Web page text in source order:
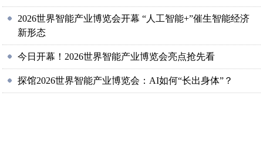
2026世界智能产业博览会开幕 “人工智能+”催生智能经济
新形态
今日开幕！2026世界智能产业博览会亮点抢先看
探馆2026世界智能产业博览会：AI如何“长出身体”？